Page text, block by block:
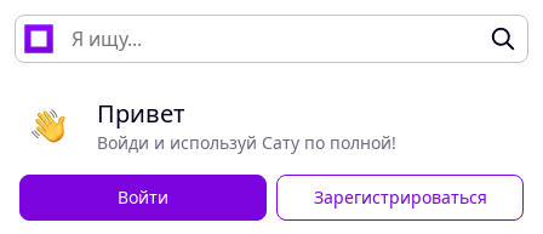
Привет
Войди и используй Сату по полной!
Войти Зарегистрироваться